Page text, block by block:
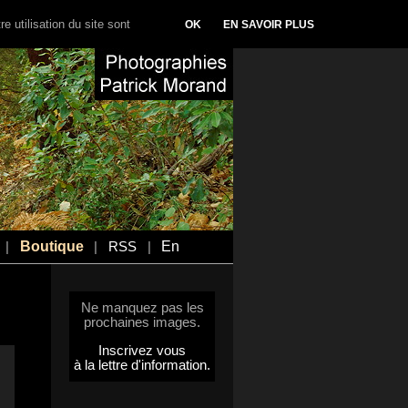
Boutique RSS En
Ne manquez pas les
prochaines images.
Inscrivez vous
à la lettre d'information.
utilisation du site sont OK EN SAVOIR PLUS